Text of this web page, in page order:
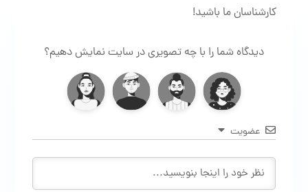
کارشناسان ما باشید!
دیدگاه شما را با چه تصویری در سایت نمایش دهیم؟
عضویت